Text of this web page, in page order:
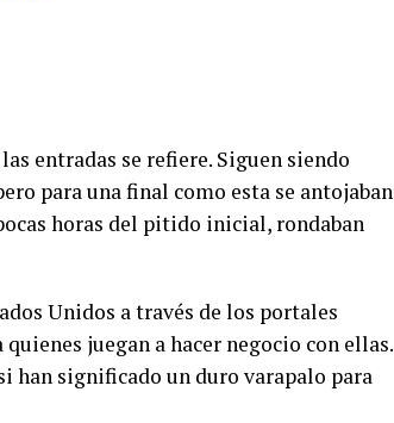
entradas se refiere. Siguen siendo
para una final como esta se antojaban
horas del pitido inicial, rondaban
Unidos a través de los portales
juegan a hacer negocio con ellas.
han significado un duro varapalo para